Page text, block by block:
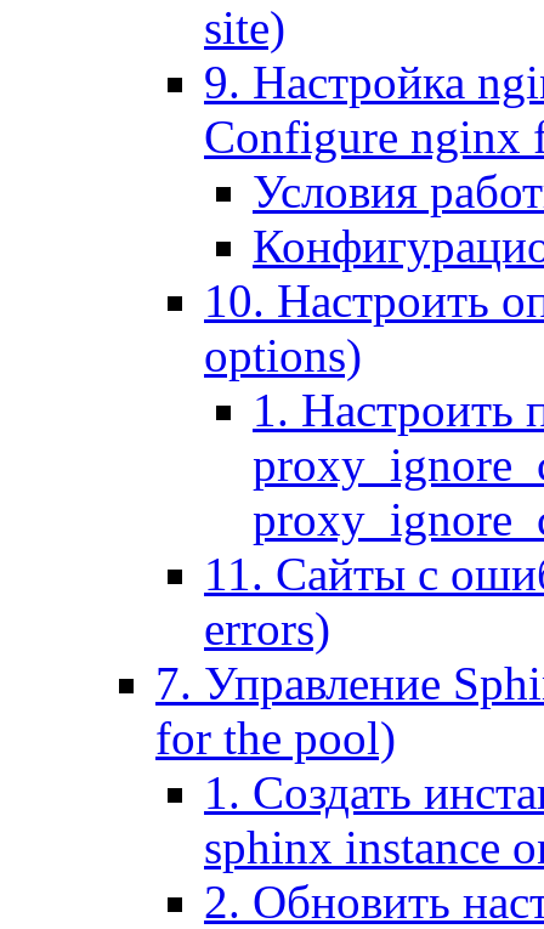
site)
9. Настройка
Configure nginx
Условия
10. Настроить
options)
1. Настроить
11. Сайты с
errors)
7. Управление
for the pool)
1. Создать
sphinx instance
2. Обновить